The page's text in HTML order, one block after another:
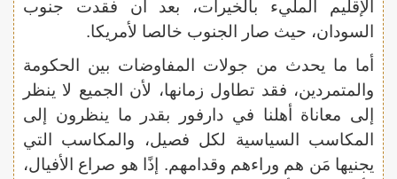
الإقليم المليء بالخيرات، بعد أن فقدت جنوب
السودان، حيث صار الجنوب خالصا لأمريكا.
أما ما يحدث من جولات المفاوضات بين الحكومة
والمتمردين، فقد تطاول زمانها، لأن الجميع لا ينظر
إلى معاناة أهلنا في دارفور بقدر ما ينظرون إلى
المكاسب السياسية لكل فصيل، والمكاسب التي
يجنيها مَن هم وراءهم وقدامهم. إذًا هو صراع الأفيال،